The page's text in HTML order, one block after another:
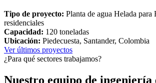
Tipo de proyecto: Planta de agua Helada
residenciales
Capacidad: 120 toneladas
Ubicación: Piedecuesta, Santander, Colombia
Ver últimos proyectos
¿Para qué sectores trabajamos?
Nuestro equipo de ingeniería